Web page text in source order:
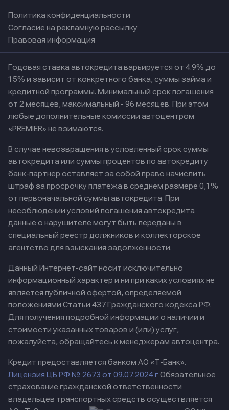
Политика конфиденциальности
Согласие на рекламную рассылку
Правовая информация
Годовая ставка автокредита варьируется от 4.9% до
15% и зависит от конкретного банка, суммы займа и
кредитной программы. Минимальный срок погашения
от 2 месяцев, максимальный - 96 месяцев. При этом
любые дополнительные комиссии автоцентром
«PREMIER» не взимаются.
В случае невозвращения в условленный срок суммы
автокредита или суммы процентов по автокредиту
банк-партнер оставляет за собой право начислить
штраф за просрочку платежа в среднем размере 0,1%
от первоначальной суммы автокредита. При
несоблюдении условий погашения автокредита
данные о нарушителе могут быть переданы в
специальный реестр должников и коллекторское
агентство для взыскания задолженности.
Данный Интернет-сайт носит исключительно
информационный характер и ни при каких условиях не
является публичной офертой, определяемой
положениями Статьи 437 Гражданского кодекса РФ.
Для получения подробной информации о наличии и
стоимости указанных товаров и (или) услуг,
пожалуйста, обращайтесь к менеджерам автоцентра.
Кредит предоставляется банком АО «Т-Банк».
Лицензия ЦБ РФ № 2673 от 09.07.2024 гОбязательное
страхование гражданской ответственности
владельцев транспортных средств осуществляется